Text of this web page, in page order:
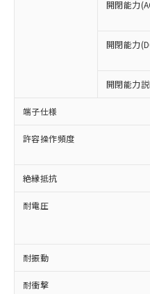
開閉能力
開閉能力
開閉能力
端子仕様
許容操作頻度
絶縁抵抗
耐電圧
耐振動
耐衝撃
本サービスの
ことをご了承
在庫状況およ
記載している
タに基づき作
覧された時点
正式な納期状
様のお取引先
ムロン制御機
オムロン制御
販売ネ
在庫状況およ
示しないよう
マイパーツ機
仕入先様の事情に
いたものが、含有
むを得ず変更するこ
ミウム(Cd) 100ppm以下
六価クロム(Cr(Ⅵ))
類(PBB) 1000ppm以下、
(PBDE) 1000ppm以下、
ルベンジル（BBP）
（DBP） 1000ppm以下
適用除外項目は除く。
フタル酸エステル類の４
図的な使用がないことを
部品在庫の切り替
月が前後すること
「×」：最大均質
基準値を超えてい
「－」：未確認で
い合わせください。
*中国RoHS10物質の基準
Pb(鉛) :1000ppm、 Hg(
Cr(Ⅵ)(六価クロム) :
DBP(フタル酸ジブチル) :
イソブチル) : 1000ppm
DEHP(フタル酸ビス(2-エ
「ｅ」：有害物質
準値以下であるこ
「10」：通常の使
質が外部に漏えい
当社は、これ
為替および外
（以下｢規制
または国外へ
国政府の輸出
可)を取得す
当社は規制貨
全に破砕する
いよう必要な
当社は貴社製
ル、化学兵器
武器並びにこ
当社は、貴社
場合は、上記
該第三者に通
販売先および
法に輸出する
一定数以
一定数に
在庫なし
いては、
たはお客
機器販売
受注生産